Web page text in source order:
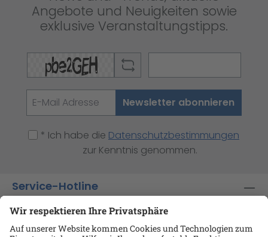
Angebote und Neuigkeiten sowie
exklusive Veranstaltungstipps.
Newsletter abonnieren
* Ich habe die Datenschutzbestimmungen
zur Kenntnis genommen.
Service-Hotline
Shop-Service